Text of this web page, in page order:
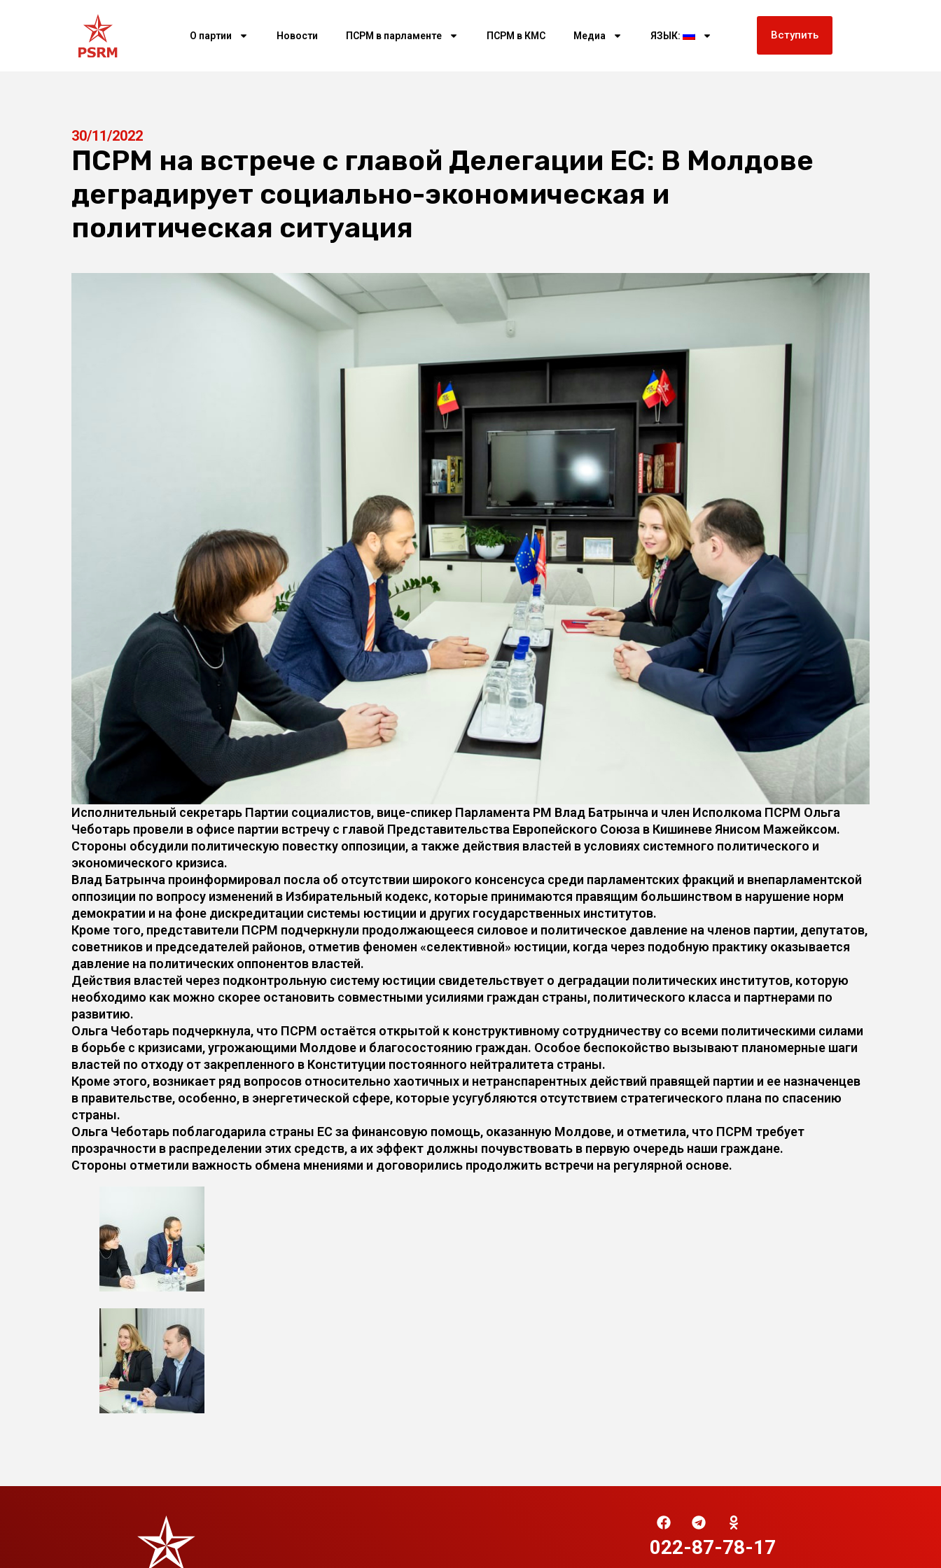
О партии Новости ПСРМ в парламенте ПСРМ в КМС Медиа ЯЗЫК: Вступить
30/11/2022
ПСРМ на встрече с главой Делегации ЕС: В Молдове
деградирует социально-экономическая и
политическая ситуация
Исполнительный секретарь Партии социалистов, вице-спикер Парламента РМ Влад Батрынча и член Исполкома ПСРМ Ольга
Чеботарь провели в офисе партии встречу с главой Представительства Европейского Союза в Кишиневе Янисом Мажейксом.
Стороны обсудили политическую повестку оппозиции, а также действия властей в условиях системного политического и
экономического кризиса.
Влад Батрынча проинформировал посла об отсутствии широкого консенсуса среди парламентских фракций и внепарламентской
оппозиции по вопросу изменений в Избирательный кодекс, которые принимаются правящим большинством в нарушение норм
демократии и на фоне дискредитации системы юстиции и других государственных институтов.
Кроме того, представители ПСРМ подчеркнули продолжающееся силовое и политическое давление на членов партии, депутатов,
советников и председателей районов, отметив феномен «селективной» юстиции, когда через подобную практику оказывается
давление на политических оппонентов властей.
Действия властей через подконтрольную систему юстиции свидетельствует о деградации политических институтов, которую
необходимо как можно скорее остановить совместными усилиями граждан страны, политического класса и партнерами по
развитию.
Ольга Чеботарь подчеркнула, что ПСРМ остаётся открытой к конструктивному сотрудничеству со всеми политическими силами
в борьбе с кризисами, угрожающими Молдове и благосостоянию граждан. Особое беспокойство вызывают планомерные шаги
властей по отходу от закрепленного в Конституции постоянного нейтралитета страны.
Кроме этого, возникает ряд вопросов относительно хаотичных и нетранспарентных действий правящей партии и ее назначенцев
в правительстве, особенно, в энергетической сфере, которые усугубляются отсутствием стратегического плана по спасению
страны.
Ольга Чеботарь поблагодарила страны ЕС за финансовую помощь, оказанную Молдове, и отметила, что ПСРМ требует
прозрачности в распределении этих средств, а их эффект должны почувствовать в первую очередь наши граждане.
Стороны отметили важность обмена мнениями и договорились продолжить встречи на регулярной основе.
022-87-78-17